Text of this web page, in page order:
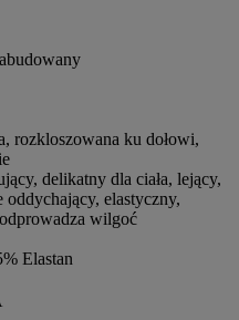
rozkloszowana ku dołowi,
delikatny dla ciała, lejący,
elastyczny,
wilgoć
Elastan